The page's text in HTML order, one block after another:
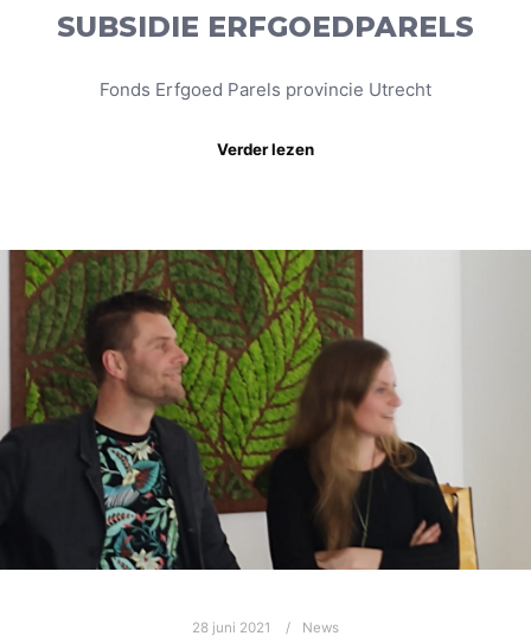
SUBSIDIE ERFGOEDPARELS
Fonds Erfgoed Parels provincie Utrecht
Verder lezen
28 juni 2021 News